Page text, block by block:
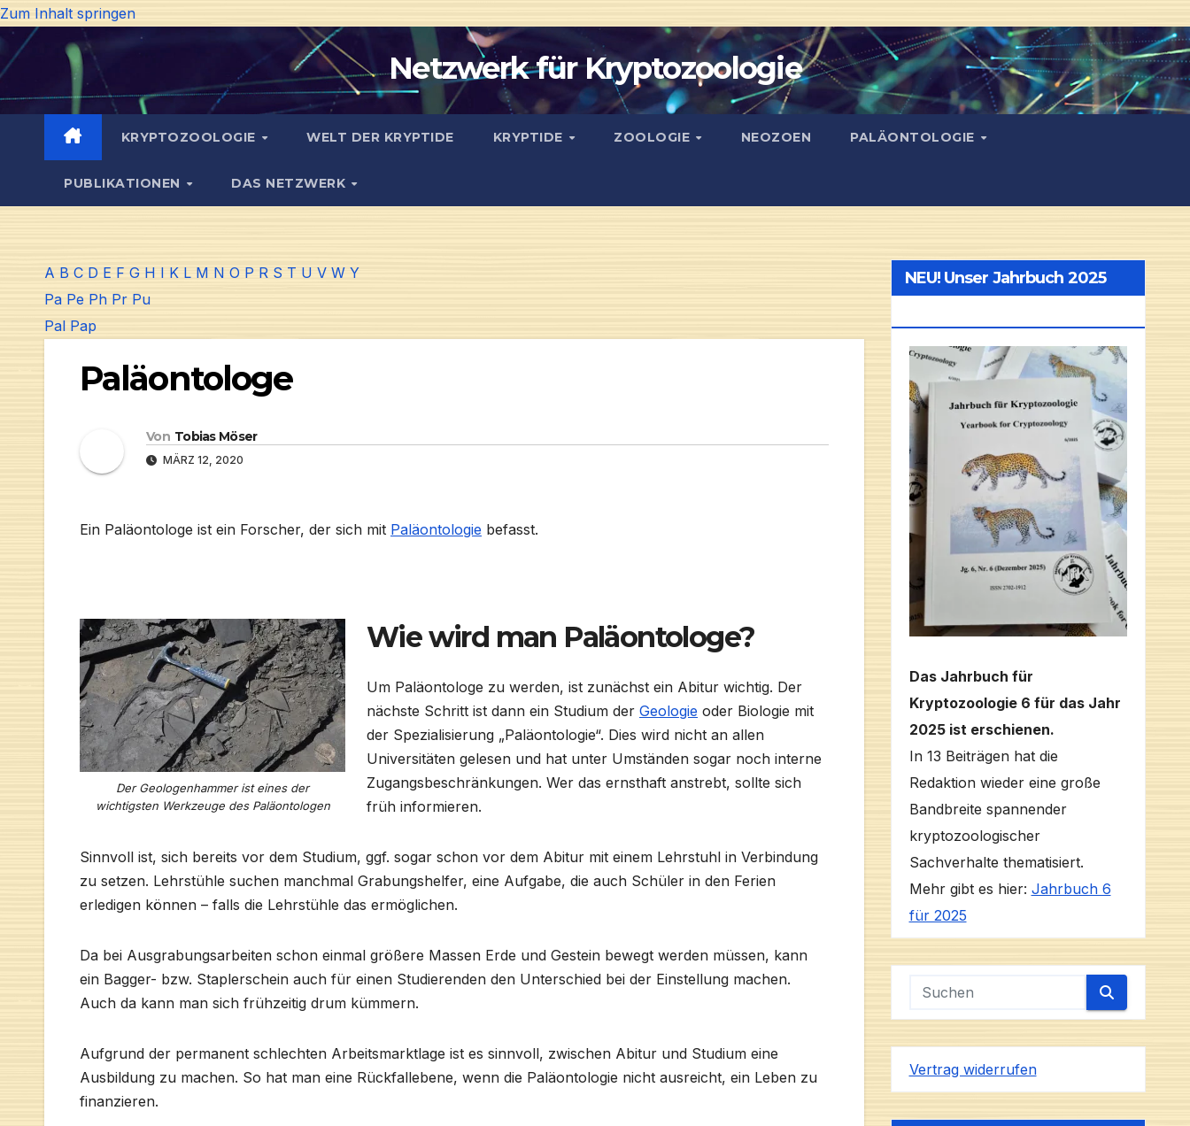
Zum Inhalt springen
Netzwerk für Kryptozoologie
KRYPTOZOOLOGIE WELT DER KRYPTIDE KRYPTIDE ZOOLOGIE NEOZOEN PALÄONTOLOGIE
PUBLIKATIONEN DAS NETZWERK
A B C D E F G H I K L M N O P R S T U V W Y
Pa Pe Ph Pr Pu
Pal Pap
Paläontologe
Von Tobias Möser
MÄRZ 12, 2020
Ein Paläontologe ist ein Forscher, der sich mit Paläontologie befasst.
Der Geologenhammer ist eines der
wichtigsten Werkzeuge des Paläontologen
Wie wird man Paläontologe?
Um Paläontologe zu werden, ist zunächst ein Abitur wichtig. Der
nächste Schritt ist dann ein Studium der Geologie oder Biologie mit
der Spezialisierung „Paläontologie“. Dies wird nicht an allen
Universitäten gelesen und hat unter Umständen sogar noch interne
Zugangsbeschränkungen. Wer das ernsthaft anstrebt, sollte sich
früh informieren.
Sinnvoll ist, sich bereits vor dem Studium, ggf. sogar schon vor dem Abitur mit einem Lehrstuhl in Verbindung
zu setzen. Lehrstühle suchen manchmal Grabungshelfer, eine Aufgabe, die auch Schüler in den Ferien
erledigen können – falls die Lehrstühle das ermöglichen.
Da bei Ausgrabungsarbeiten schon einmal größere Massen Erde und Gestein bewegt werden müssen, kann
ein Bagger- bzw. Staplerschein auch für einen Studierenden den Unterschied bei der Einstellung machen.
Auch da kann man sich frühzeitig drum kümmern.
Aufgrund der permanent schlechten Arbeitsmarktlage ist es sinnvoll, zwischen Abitur und Studium eine
Ausbildung zu machen. So hat man eine Rückfallebene, wenn die Paläontologie nicht ausreicht, ein Leben zu
finanzieren.
NEU! Unser Jahrbuch 2025
Das Jahrbuch für
Kryptozoologie 6 für das Jahr
2025 ist erschienen.
In 13 Beiträgen hat die
Redaktion wieder eine große
Bandbreite spannender
kryptozoologischer
Sachverhalte thematisiert.
Mehr gibt es hier: Jahrbuch 6
für 2025
Vertrag widerrufen